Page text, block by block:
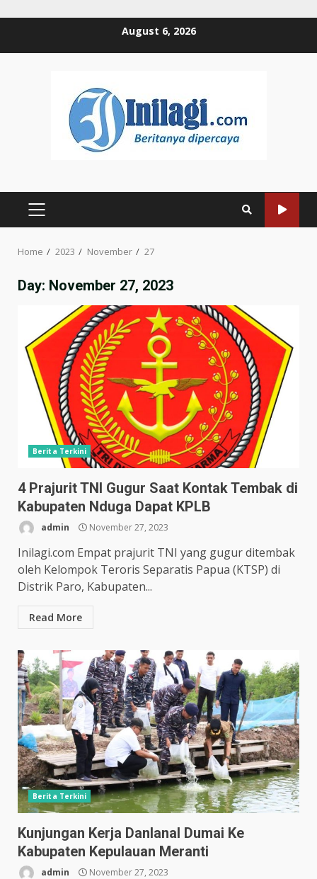
August 6, 2026
PRIMARY
Home 2023 November 27
Day: November 27, 2023
Berita Terkini
4 Prajurit TNI Gugur Saat Kontak Tembak di
Kabupaten Nduga Dapat KPLB
admin November 27, 2023
Inilagi.com Empat prajurit TNI yang gugur ditembak
oleh Kelompok Teroris Separatis Papua (KTSP) di
Distrik Paro, Kabupaten...
Read More
Berita Terkini
Kunjungan Kerja Danlanal Dumai Ke
Kabupaten Kepulauan Meranti
admin November 27, 2023